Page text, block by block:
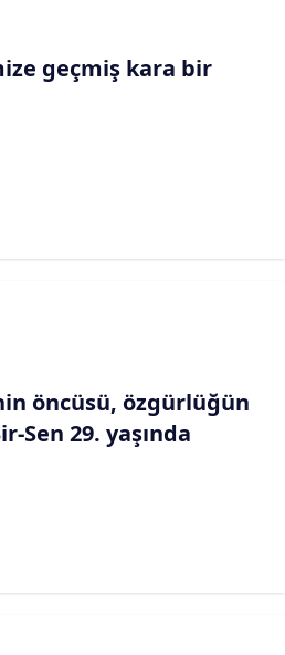
geçmiş kara bir
öncüsü, özgürlüğün
Sen 29. yaşında